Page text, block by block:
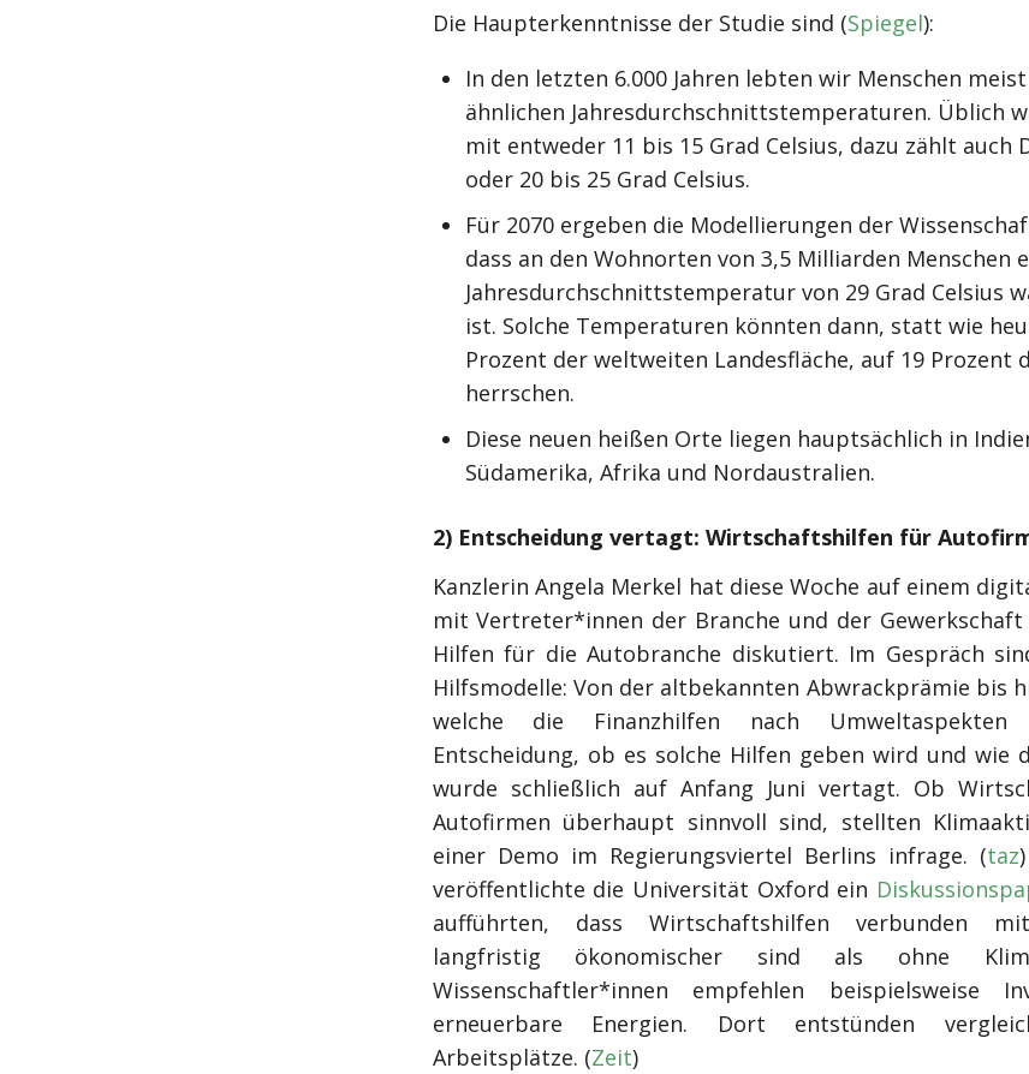
Die Haupterkenntnisse der Studie sind (Spiegel):
In den letzten 6.000 Jahren lebten wir Menschen
ähnlichen Jahresdurchschnittstemperaturen. Üblich
mit entweder 11 bis 15 Grad Celsius, dazu zählt auch
oder 20 bis 25 Grad Celsius.
Für 2070 ergeben die Modellierungen der
dass an den Wohnorten von 3,5 Milliarden Menschen
Jahresdurchschnittstemperatur von 29 Grad Celsius
ist. Solche Temperaturen könnten dann, statt wie
Prozent der weltweiten Landesfläche, auf 19 Prozent
herrschen.
Diese neuen heißen Orte liegen hauptsächlich in
Südamerika, Afrika und Nordaustralien.
2) Entscheidung vertagt: Wirtschaftshilfen für
Kanzlerin Angela Merkel hat diese Woche auf einem
mit Vertreter*innen der Branche und der
Hilfen für die Autobranche diskutiert. Im Gespräch
Hilfsmodelle: Von der altbekannten Abwrackprämie bis
welche die Finanzhilfen nach
Entscheidung, ob es solche Hilfen geben wird und wie
wurde schließlich auf Anfang Juni vertagt. Ob
Autofirmen überhaupt sinnvoll sind, stellten
einer Demo im Regierungsviertel Berlins infrage. (taz
veröffentlichte die Universität Oxford ein
aufführten, dass Wirtschaftshilfen verbunden
langfristig ökonomischer sind als ohne
Wissenschaftler*innen empfehlen beispielsweise
erneuerbare Energien. Dort entstünden
Arbeitsplätze. (Zeit)